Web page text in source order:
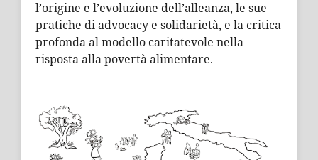
l’origine e l’evoluzione dell’alleanza, le sue
pratiche di advocacy e solidarietà, e la critica
profonda al modello caritatevole nella
risposta alla povertà alimentare.